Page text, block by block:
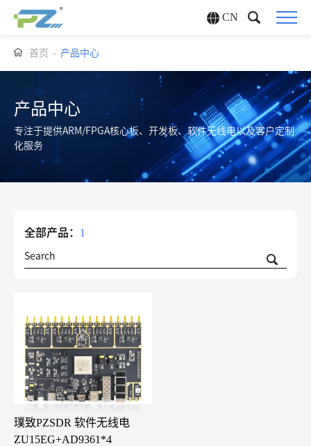
CN
首页 - 产品中心
产品中心
专注于提供ARM/FPGA核心板、开发板、软件无线电以及客户定制
化服务
全部产品： 1
璞致PZSDR 软件无线电
ZU15EG+AD9361*4